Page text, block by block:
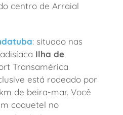
centro de Arraial
: situado nas
Ilha de
Transamérica
está rodeado por
de beira-mar. Você
coquetel no